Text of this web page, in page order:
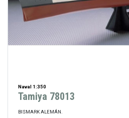
Naval 1:350
Tamiya 78013
BISMARK ALEMÁN.